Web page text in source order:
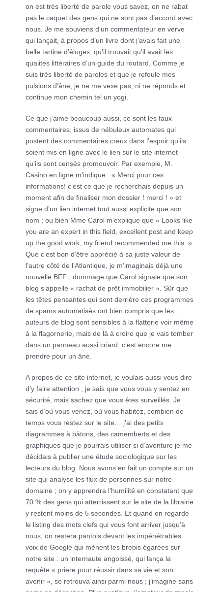
on est très liberté de parole vous savez, on ne rabat
pas le caquet des gens qui ne sont pas d’accord avec
nous. Je me souviens d’un commentateur en verve
qui lançait, à propos d’un livre dont j’avais fait une
belle tartine d’éloges, qu’il trouvait qu’il avait les
qualités littéraires d’un guide du routard. Comme je
suis très liberté de paroles et que je refoule mes
pulsions d’âne, je ne me vexe pas, ni ne réponds et
continue mon chemin tel un yogi.
Ce que j’aime beaucoup aussi, ce sont les faux
commentaires, issus de nébuleux automates qui
postent des commentaires creux dans l’espoir qu’ils
soient mis en ligne avec le lien sur le site internet
qu’ils sont censés promouvoir. Par exemple, M.
Casino en ligne m’indique : « Merci pour ces
informations! c’est ce que je recherchais depuis un
moment afin de finaliser mon dossier ! merci ! » et
signe d’un lien internet tout aussi explicite que son
nom ; ou bien Mme Carol m’explique que « Looks like
you are an expert in this field, excellent post and keep
up the good work, my friend recommended me this. »
Que c’est bon d’être apprécié à sa juste valeur de
l’autre côté de l’Atlantique, je m’imaginais déjà une
nouvelle BFF ; dommage que Carol signale que son
blog s’appelle « rachat de prêt immobilier ». Sûr que
les têtes pensantes qui sont derrière ces programmes
de spams automatisés ont bien compris que les
auteurs de blog sont sensibles à la flatterie voir même
à la flagornerie, mais de là à croire que je vais tomber
dans un panneau aussi criard, c’est encore me
prendre pour un âne.
A propos de ce site internet, je voulais aussi vous dire
d’y faire attention ; je sais que vous vous y sentez en
sécurité, mais sachez que vous êtes surveillés. Je
sais d’où vous venez, où vous habitez, combien de
temps vous restez sur le site… j’ai des petits
diagrammes à bâtons, des camemberts et des
graphiques que je pourrais utiliser si d’aventure je me
décidais à publier une étude sociologique sur les
lecteurs du blog. Nous avons en fait un compte sur un
site qui analyse les flux de personnes sur notre
domaine ; on y apprendra l’humilité en constatant que
70 % des gens qui atterrissent sur le site de la librairie
y restent moins de 5 secondes. Et quand on regarde
le listing des mots clefs qui vous font arriver jusqu’à
nous, on restera pantois devant les impénétrables
voix de Google qui mènent les brebis égarées sur
notre site : un internaute angoissé, qui lança la
requête « priere pour réussir dans sa vie et son
avenir », se retrouva ainsi parmi nous ; j’imagine sans